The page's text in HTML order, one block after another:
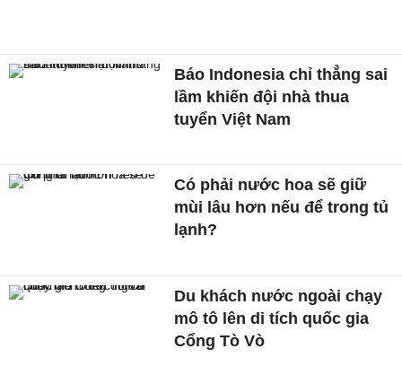
Báo Indonesia chỉ thẳng sai
lầm khiến đội nhà thua
tuyển Việt Nam
Có phải nước hoa sẽ giữ
mùi lâu hơn nếu để trong tủ
lạnh?
Du khách nước ngoài chạy
mô tô lên di tích quốc gia
Cổng Tò Vò